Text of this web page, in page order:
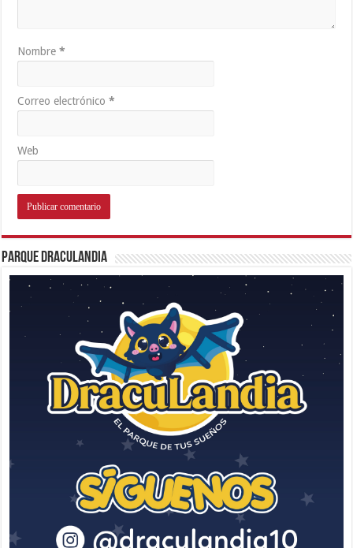
Nombre*
Correo electrónico*
Web
Parque Draculandia